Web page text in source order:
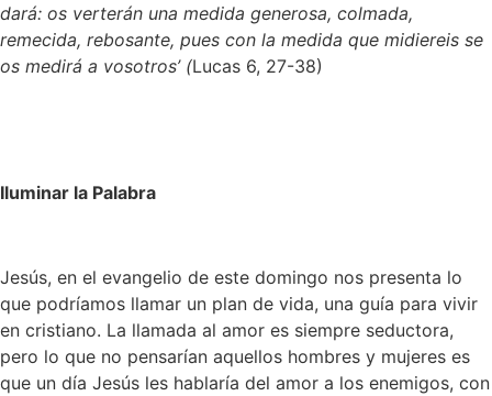
dará: os verterán una medida generosa, colmada,
remecida, rebosante, pues con la medida que midiereis se
os medirá a vosotros’ (Lucas 6, 27-38)
Iluminar la Palabra
Jesús, en el evangelio de este domingo nos presenta lo
que podríamos llamar un plan de vida, una guía para vivir
en cristiano. La llamada al amor es siempre seductora,
pero lo que no pensarían aquellos hombres y mujeres es
que un día Jesús les hablaría del amor a los enemigos, con